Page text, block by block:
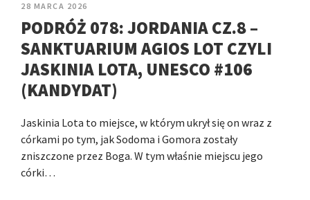
28 MARCA 2026
PODRÓŻ 078: JORDANIA CZ.8 –
SANKTUARIUM AGIOS LOT CZYLI
JASKINIA LOTA, UNESCO #106
(KANDYDAT)
Jaskinia Lota to miejsce, w którym ukrył się on wraz z
córkami po tym, jak Sodoma i Gomora zostały
zniszczone przez Boga. W tym właśnie miejscu jego
córki…